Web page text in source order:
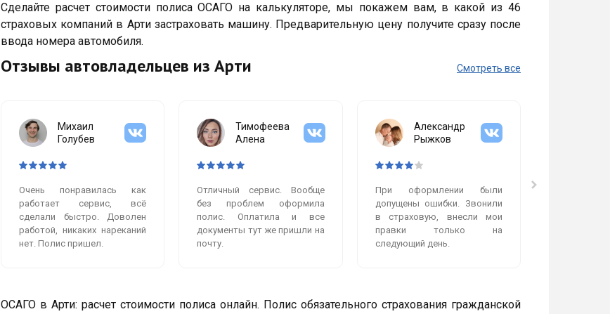
Сделайте расчет стоимости полиса ОСАГО на калькуляторе, мы покажем вам, в какой из 46
страховых компаний в Арти застраховать машину. Предварительную цену получите сразу после
ввода номера автомобиля.
Отзывы автовладельцев из Арти Смотреть все
Михаил
Голубев
Очень понравилась как
работает сервис, всё
сделали быстро. Доволен
работой, никаких нареканий
нет. Полис пришел.
Тимофеева
Алена
Отличный сервис. Вообще
без проблем оформила
полис. Оплатила и все
документы тут же пришли на
почту.
Александр
Рыжков
При оформлении были
допущены ошибки. Звонили
в страховую, внесли мои
правки только на
следующий день.
ОСАГО в Арти: расчет стоимости полиса онлайн. Полис обязательного страхования гражданской